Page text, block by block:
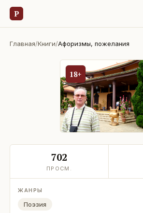
Р
Главная/Книги/Афоризмы, пожелания
18+
702
ПРОСМ.
ЖАНРЫ
Поэзия